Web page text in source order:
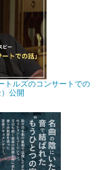
トルズのコンサートでの
公開